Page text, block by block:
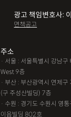
광고 책임변호사:
면책공고
주소
· 서울 : 서울특별시 강남
West 9층
· 부산 : 부산광역시 연제
(구 주성산빌딩) 7층
· 수원 : 경기도 수원시 영
이음빌딩 802호